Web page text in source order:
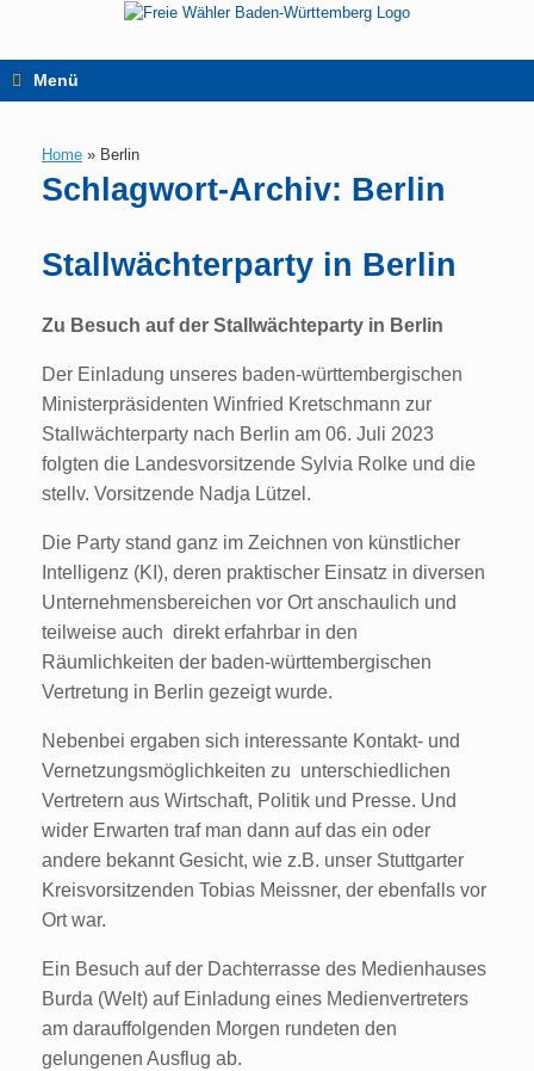
springen
Menü
Home » Berlin
Schlagwort-Archiv: Berlin
Stallwächterparty in Berlin
Zu Besuch auf der Stallwächteparty in Berlin
Der Einladung unseres baden-württembergischen
Ministerpräsidenten Winfried Kretschmann zur
Stallwächterparty nach Berlin am 06. Juli 2023
folgten die Landesvorsitzende Sylvia Rolke und die
stellv. Vorsitzende Nadja Lützel.
Die Party stand ganz im Zeichnen von künstlicher
Intelligenz (KI), deren praktischer Einsatz in diversen
Unternehmensbereichen vor Ort anschaulich und
teilweise auch direkt erfahrbar in den
Räumlichkeiten der baden-württembergischen
Vertretung in Berlin gezeigt wurde.
Nebenbei ergaben sich interessante Kontakt- und
Vernetzungsmöglichkeiten zu unterschiedlichen
Vertretern aus Wirtschaft, Politik und Presse. Und
wider Erwarten traf man dann auf das ein oder
andere bekannt Gesicht, wie z.B. unser Stuttgarter
Kreisvorsitzenden Tobias Meissner, der ebenfalls vor
Ort war.
Ein Besuch auf der Dachterrasse des Medienhauses
Burda (Welt) auf Einladung eines Medienvertreters
am darauffolgenden Morgen rundeten den
gelungenen Ausflug ab.